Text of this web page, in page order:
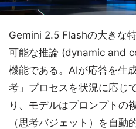
Gemini 2.5 Flashの大きな
可能な推論 (dynamic and
機能である。AIが応答を生
考」プロセスを状況に応じ
り、モデルはプロンプトの
（思考バジェット）を自動